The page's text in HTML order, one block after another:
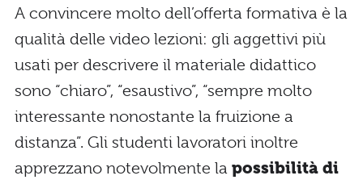
A convincere molto dell’offerta formativa è la
qualità delle video lezioni: gli aggettivi più
usati per descrivere il materiale didattico
sono “chiaro”, “esaustivo”, “sempre molto
interessante nonostante la fruizione a
distanza”. Gli studenti lavoratori inoltre
apprezzano notevolmente la possibilità di